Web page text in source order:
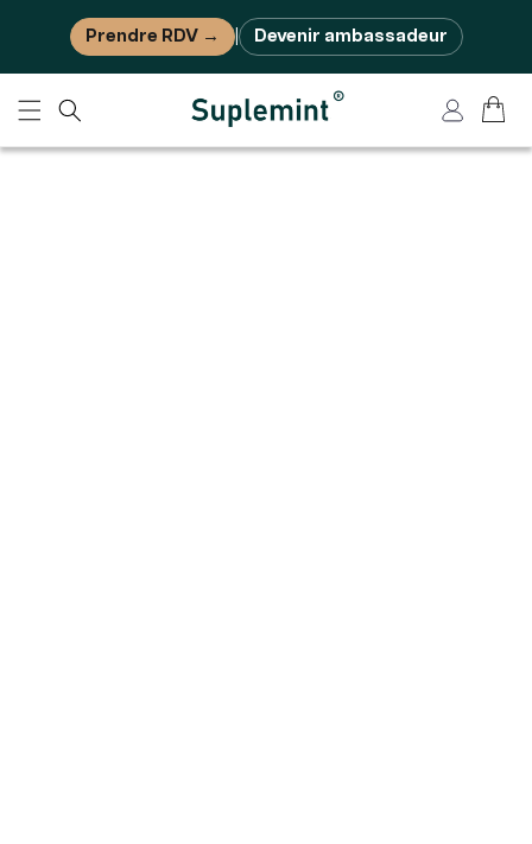
Ignorer et passer au contenu
Prendre RDV → | Devenir ambassadeur
Panier